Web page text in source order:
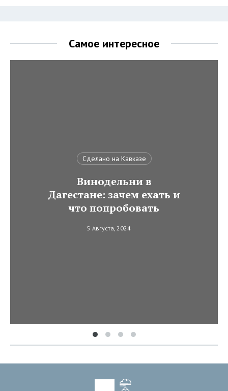
Самое интересное
Сделано на Кавказе
Винодельни в
Дагестане: зачем ехать и
что попробовать
5 Августа, 2024